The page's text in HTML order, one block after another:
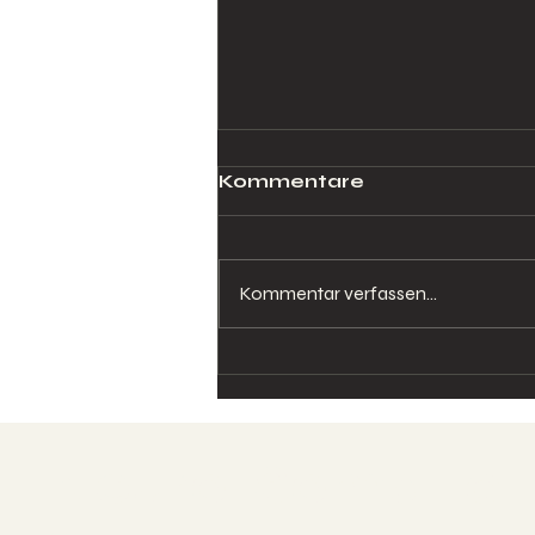
Kommentare
Kommentar verfassen...